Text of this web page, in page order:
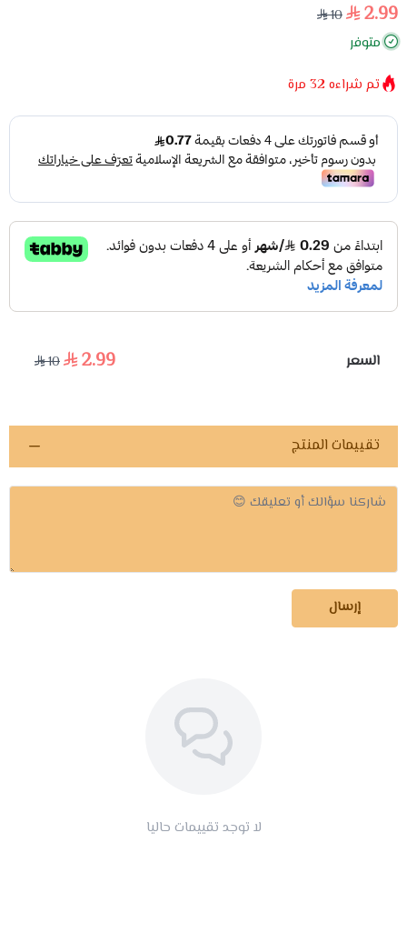
2.99
10
متوفر
تم شراءه 32 مرة
السعر 2.99
10
تقييمات المنتج
إرسال
لا توجد تقييمات حاليا